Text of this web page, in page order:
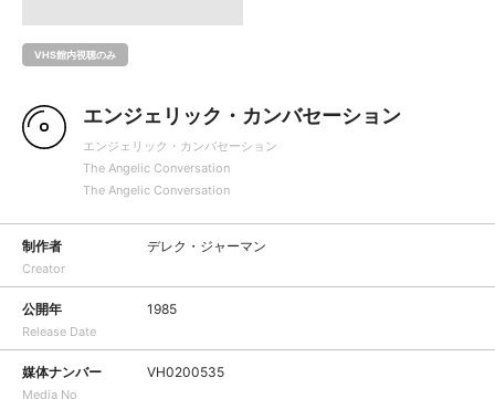
VHS館内視聴のみ
エンジェリック・カンバセーション
エンジェリック・カンバセーション
The Angelic Conversation
The Angelic Conversation
制作者
Creator
デレク・ジャーマン
公開年
Release Date
1985
媒体ナンバー
Media No
VH0200535